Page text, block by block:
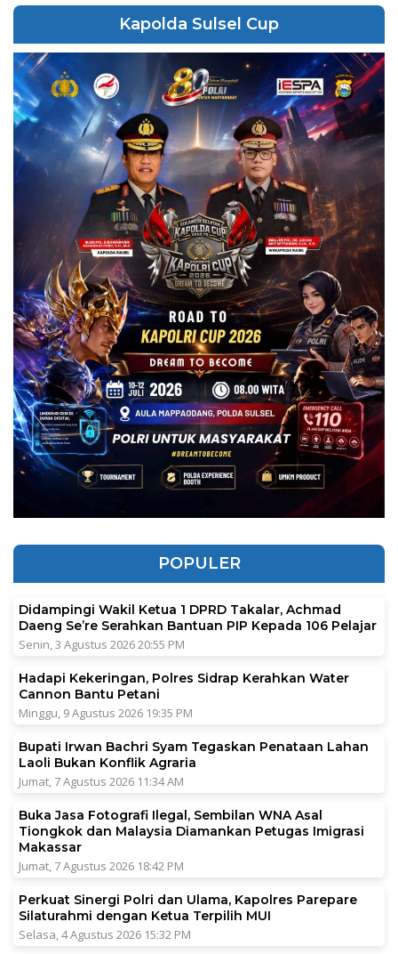
Kapolda Sulsel Cup
POPULER
Didampingi Wakil Ketua 1 DPRD Takalar, Achmad
Daeng Se’re Serahkan Bantuan PIP Kepada 106 Pelajar
Senin, 3 Agustus 2026 20:55 PM
Hadapi Kekeringan, Polres Sidrap Kerahkan Water
Cannon Bantu Petani
Minggu, 9 Agustus 2026 19:35 PM
Bupati Irwan Bachri Syam Tegaskan Penataan Lahan
Laoli Bukan Konflik Agraria
Jumat, 7 Agustus 2026 11:34 AM
Buka Jasa Fotografi Ilegal, Sembilan WNA Asal
Tiongkok dan Malaysia Diamankan Petugas Imigrasi
Makassar
Jumat, 7 Agustus 2026 18:42 PM
Perkuat Sinergi Polri dan Ulama, Kapolres Parepare
Silaturahmi dengan Ketua Terpilih MUI
Selasa, 4 Agustus 2026 15:32 PM